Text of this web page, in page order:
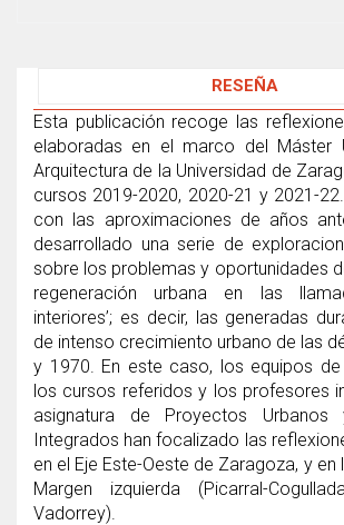
RESEÑA
Esta publicación recoge las
elaboradas en el marco del Máster
Arquitectura de la Universidad de
cursos 2019-2020, 2020-21 y 2021-
con las aproximaciones de años
desarrollado una serie de
sobre los problemas y oportunidades
regeneración urbana en las
interiores’; es decir, las generadas
de intenso crecimiento urbano de las
y 1970. En este caso, los equipos
los cursos referidos y los profesores
asignatura de Proyectos Urbanos
Integrados han focalizado las
en el Eje Este-Oeste de Zaragoza, y en
Margen izquierda (Picarral-
Vadorrey).